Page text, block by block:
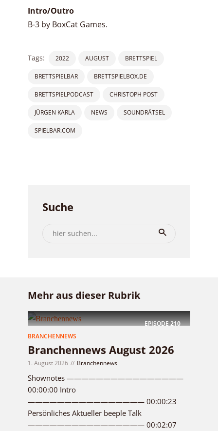
Intro/Outro
B-3 by BoxCat Games.
Tags: 2022 AUGUST BRETTSPIEL
BRETTSPIELBAR BRETTSPIELBOX.DE
BRETTSPIELPODCAST CHRISTOPH POST
JÜRGEN KARLA NEWS SOUNDRÄTSEL
SPIELBAR.COM
Suche
Mehr aus dieser Rubrik
EPISODE210
BRANCHENNEWS
Branchennews August 2026
1. August 2026 Branchennews
Shownotes ————————————————
00:00:00 Intro
———————————————— 00:00:23
Persönliches Aktueller beeple Talk
———————————————— 00:02:07